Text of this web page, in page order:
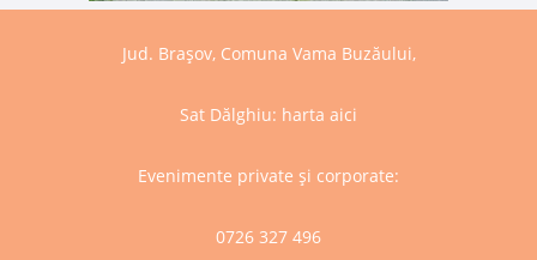
Jud. Brașov, Comuna Vama Buzăului,
Sat Dălghiu: harta aici
Evenimente private și corporate:
0726 327 496